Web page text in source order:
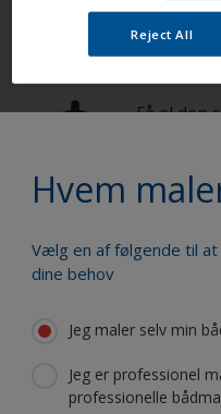
Hvem
Vælg en af følgende til
dine behov
Jeg maler selv min
Jeg er professionel
professionelle
din båd i
Få al den
Drag
Reject All